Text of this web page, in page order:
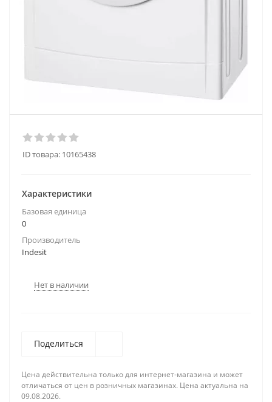
ID товара: 10165438
Характеристики
Базовая единица
0
Производитель
Indesit
Нет в наличии
Поделиться
Цена действительна только для интернет-магазина и может
отличаться от цен в розничных магазинах. Цена актуальна на
09.08.2026.